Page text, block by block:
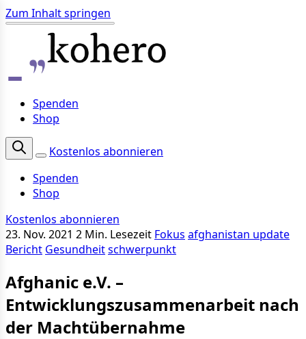
Zum Inhalt springen
Spenden
Shop
Kostenlos abonnieren
Spenden
Shop
Kostenlos abonnieren
23. Nov. 2021 2 Min. Lesezeit Fokus afghanistan update
Bericht Gesundheitschwerpunkt
Afghanic e.V. –
Entwicklungszusammenarbeit nach
der Machtübernahme